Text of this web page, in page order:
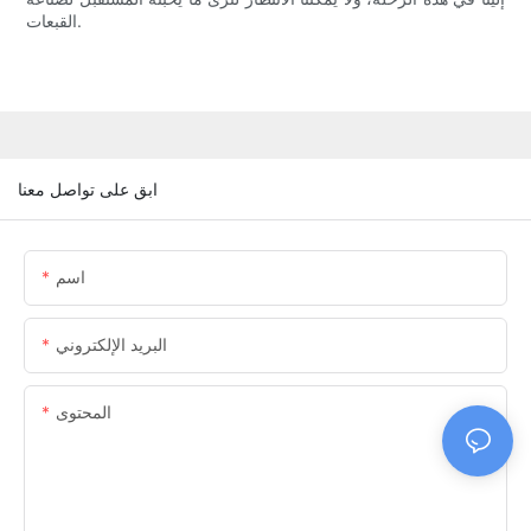
القبعات.
ابق على تواصل معنا
اسم
البريد الإلكتروني
المحتوى